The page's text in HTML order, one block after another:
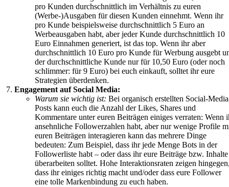
pro Kunden durchschnittlich im Verhältnis zu euren
(Werbe-)Ausgaben für diesen Kunden einnehmt. Wenn ihr
pro Kunde beispielsweise durchschnittlich 5 Euro an
Werbeausgaben habt, aber jeder Kunde durchschnittlich 10
Euro Einnahmen generiert, ist das top. Wenn ihr aber
durchschnittlich 10 Euro pro Kunde für Werbung ausgebt
der durchschnittliche Kunde nur für 10,50 Euro (oder noch
schlimmer: für 9 Euro) bei euch einkauft, solltet ihr eure
Strategien überdenken.
Engagement auf Social Media:
Warum sie wichtig ist: Bei organisch erstellten Social-
Posts kann euch die Anzahl der Likes, Shares und
Kommentare unter euren Beiträgen einiges verraten: Wenn
ansehnliche Followerzahlen habt, aber nur wenige Profile
euren Beiträgen interagieren kann das mehrere Dinge
bedeuten: Zum Beispiel, dass ihr jede Menge Bots in der
Followerliste habt – oder dass ihr eure Beiträge bzw. Inhalte
überarbeiten solltet. Hohe Interaktionsraten zeigen
dass ihr einiges richtig macht und/oder dass eure Follower
eine tolle Markenbindung zu euch haben.